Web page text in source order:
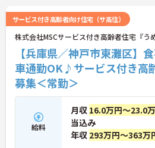
サービス付き高齢者向け住宅（サ高住）
株式会社MSCサービス付き高齢者住宅『う
【兵庫県／神戸市東灘区】
車通勤OK♪サービス付き高
募集＜常勤＞
給料
月収 16.0万円～23.0
当込み
年収 293万円～363万